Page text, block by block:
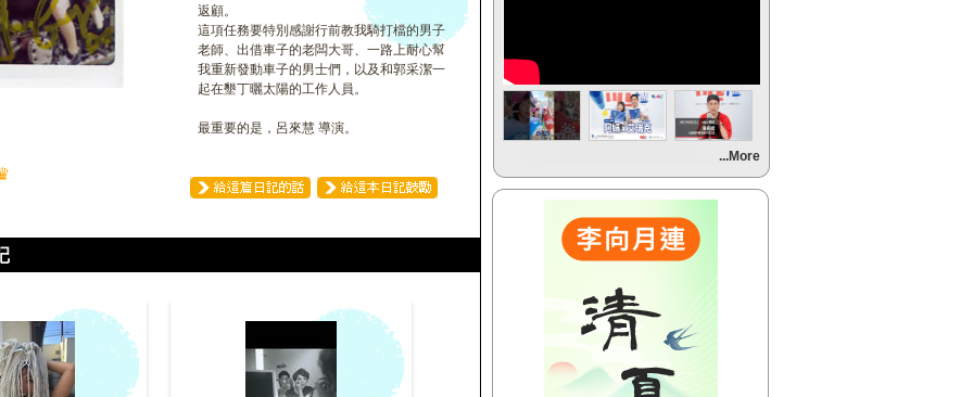
返顧。
這項任務要特別感謝行前教我騎打檔的男子
老師、出借車子的老闆大哥、一路上耐心幫
我重新發動車子的男士們，以及和郭采潔一
起在墾丁曬太陽的工作人員。
最重要的是，呂來慧 導演。
(南部)
不累DJ-Bibi趙之璧
【Next】
【HitFm正在進行】
(宜蘭)
智伃
(宜蘭)POP大國民-邱世卿
...More